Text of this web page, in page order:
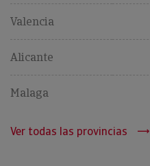
Valencia
Alicante
Malaga
Ver todas las provincias